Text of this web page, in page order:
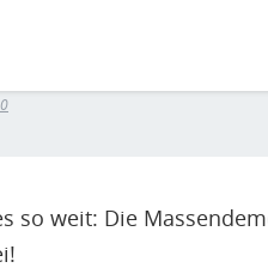
so weit: Die